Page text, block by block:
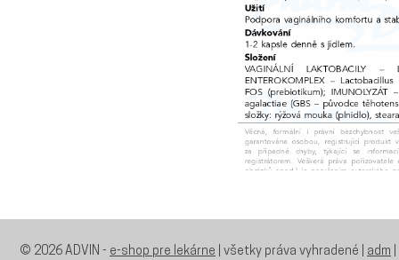
© 2026 ADVIN - e-shop pre lekárne | všetky práva vyhradené | adm